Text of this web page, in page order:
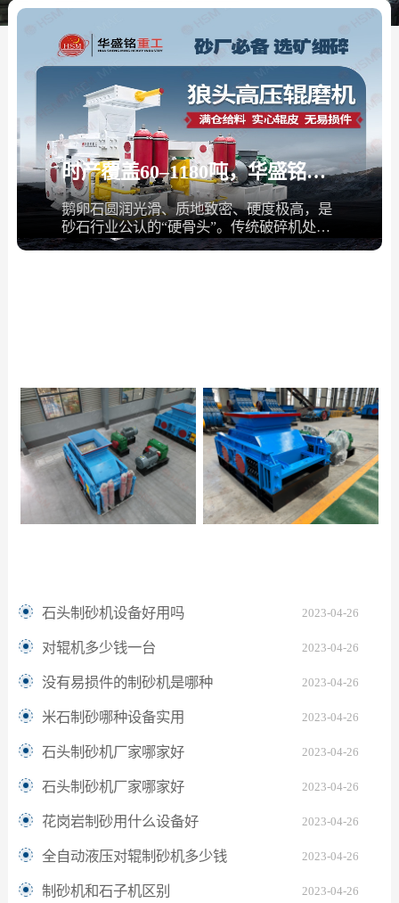
时产覆盖60–1180吨，华盛铭高压辊磨机轻松应对鹅卵石制砂
鹅卵石圆润光滑、质地致密、硬度极高，是
砂石行业公认的“硬骨头”。传统破碎机处理
鹅卵石时，要么磨损太快、要么能耗太高、
2023-04-26
石头制砂机设备好用吗
2023-04-26
对辊机多少钱一台
2023-04-26
没有易损件的制砂机是哪种
2023-04-26
米石制砂哪种设备实用
2023-04-26
石头制砂机厂家哪家好
2023-04-26
石头制砂机厂家哪家好
2023-04-26
花岗岩制砂用什么设备好
2023-04-26
全自动液压对辊制砂机多少钱
2023-04-26
制砂机和石子机区别